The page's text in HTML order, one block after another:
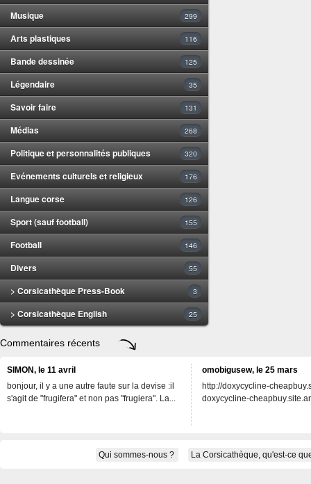
Musique 299
Arts plastiques 116
Bande dessinée 125
Légendaire 35
Savoir faire 131
Médias 268
Politique et personnalités publiques 320
Evénements culturels et religieux 176
Langue corse 126
Sport (sauf football) 155
Football 146
Divers 55
> Corsicathèque Press-Book 3
> Corsicathèque English 25
Commentaires récents
SIMON, le 11 avril
bonjour, il y a une autre faute sur la devise :il
s'agit de "frugifera" et non pas "frugiera". La...
omobigusew, le 25 mars
http://doxycycline-
doxycycline-
Qui sommes-nous ? La Corsicathèque, qu'est-ce